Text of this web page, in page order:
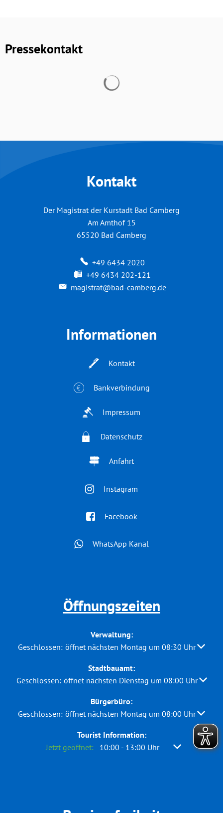
Pressekontakt
Kontakt
Der Magistrat der Kurstadt Bad Camberg
Am Amthof 15
65520 Bad Camberg
+49 6434 2020
+49 6434 202-121
magistrat@bad-camberg.de
Informationen
Kontakt
Bankverbindung
Impressum
Datenschutz
Anfahrt
Instagram
Facebook
WhatsApp Kanal
Öffnungszeiten
Verwaltung:
Klicken, um weitere Öffnungs- oder Schließzeiten
Geschlossen: öffnet nächsten Montag um 08:30 Uhr
Stadtbauamt:
Klicken, um weitere Öffnungs- oder Schließzeiten
Geschlossen: öffnet nächsten Dienstag um 08:00 Uhr
Bürgerbüro:
Klicken, um weitere Öffnungs- oder Schließzeiten
Geschlossen: öffnet nächsten Montag um 08:00 Uhr
Tourist Information:
Klicken, um weitere Öffnungs- oder Schließzeiten
Jetzt geöffnet: 10:00 - 13:00 Uhr Von 10:00 bis